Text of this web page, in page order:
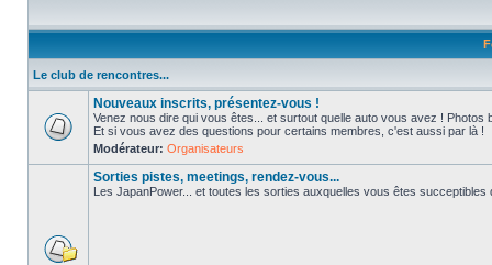
Le club de rencontres...
Nouveaux inscrits, présentez-vous !
Venez nous dire qui vous êtes... et surtout quelle auto vous avez ! Photos
Et si vous avez des questions pour certains membres, c'est aussi par là !
Modérateur: Organisateurs
Sorties pistes, meetings, rendez-vous...
Les JapanPower... et toutes les sorties auxquelles vous êtes succeptibles